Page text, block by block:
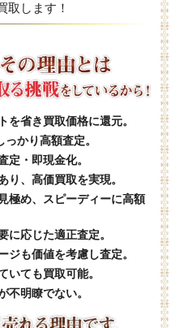
取します！
を省き買取価格に還元。
かり高額査定。
定・即現金化。
り、高価買取を実現。
極め、スピーディーに高額
に応じた適正査定。
ジも価値を考慮し査定。
いても買取可能。
不明瞭でない。